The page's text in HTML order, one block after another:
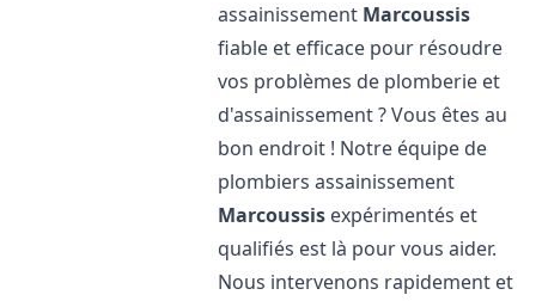
assainissement Marcoussis
fiable et efficace pour résoudre
vos problèmes de plomberie et
d'assainissement ? Vous êtes au
bon endroit ! Notre équipe de
plombiers assainissement
Marcoussis expérimentés et
qualifiés est là pour vous aider.
Nous intervenons rapidement et